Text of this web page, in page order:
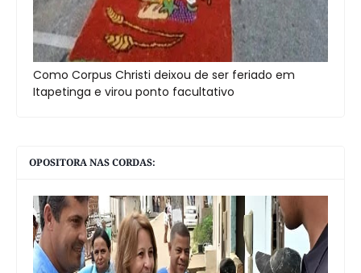
Como Corpus Christi deixou de ser feriado em
Itapetinga e virou ponto facultativo
OPOSITORA NAS CORDAS: